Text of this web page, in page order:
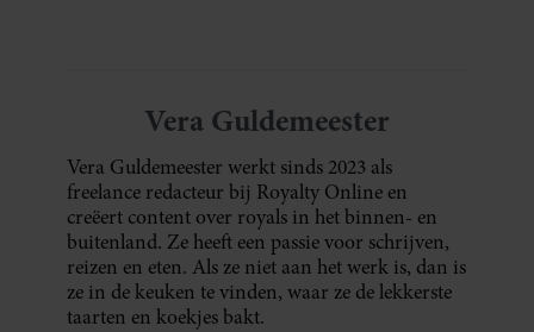
Vera Guldemeester
Vera Guldemeester werkt sinds 2023 als
freelance redacteur bij Royalty Online en
creëert content over royals in het binnen- en
buitenland. Ze heeft een passie voor schrijven,
reizen en eten. Als ze niet aan het werk is, dan is
ze in de keuken te vinden, waar ze de lekkerste
taarten en koekjes bakt.